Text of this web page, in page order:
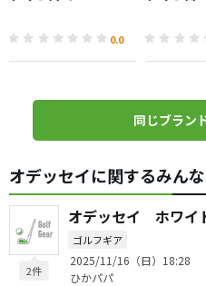
0.0
同じブラン
オデッセイに関するみん
2件
オデッセイ ホワイ
ゴルフギア
2025/11/16（日）18:28
ひかパパ